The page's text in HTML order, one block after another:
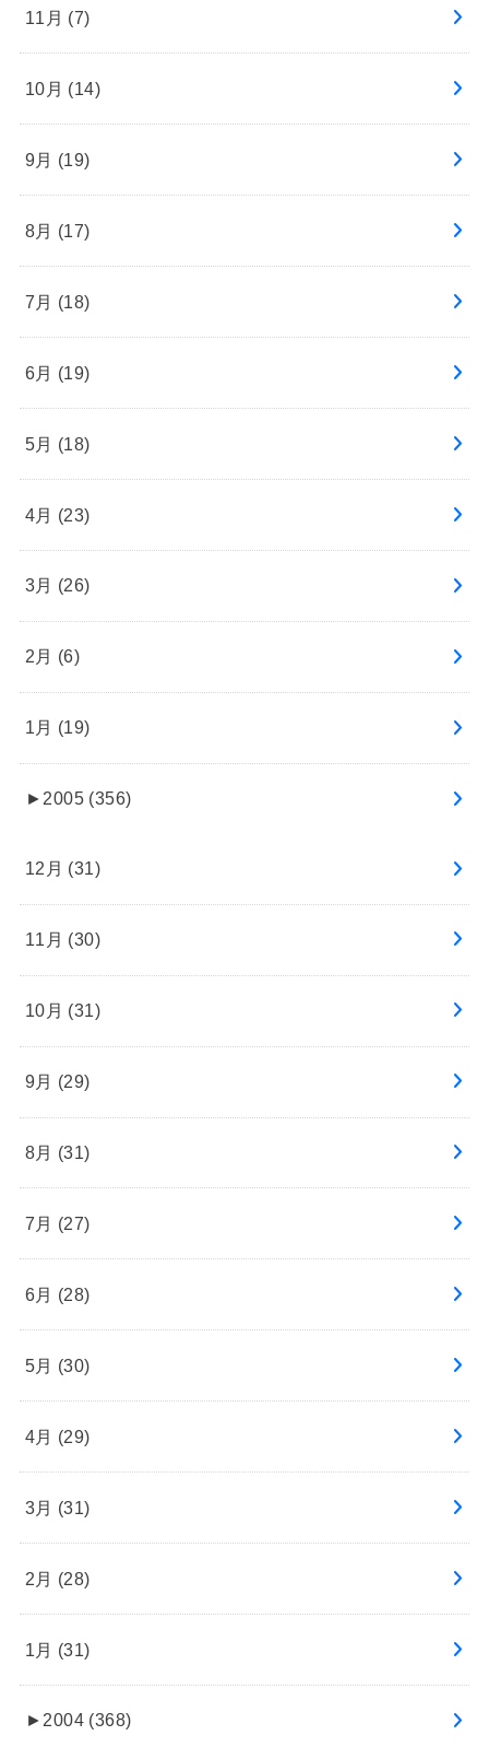
11月 (7)
10月 (14)
9月 (19)
8月 (17)
7月 (18)
6月 (19)
5月 (18)
4月 (23)
3月 (26)
2月 (6)
1月 (19)
► 2005 (356)
12月 (31)
11月 (30)
10月 (31)
9月 (29)
8月 (31)
7月 (27)
6月 (28)
5月 (30)
4月 (29)
3月 (31)
2月 (28)
1月 (31)
► 2004 (368)